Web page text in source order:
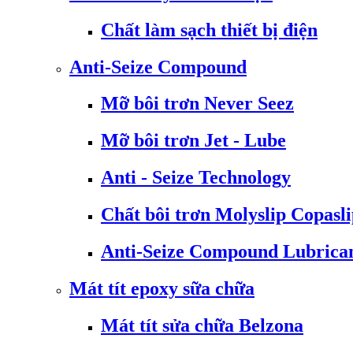
Chất làm sạch thiết bị điện
Anti-Seize Compound
Mỡ bôi trơn Never Seez
Mỡ bôi trơn Jet - Lube
Anti - Seize Technology
Chất bôi trơn Molyslip
Anti-Seize Compound
Mát tít epoxy sữa chữa
Mát tít sửa chữa Belzona